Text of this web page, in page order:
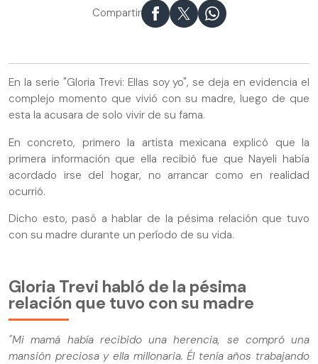
Compartir
En la serie "Gloria Trevi: Ellas soy yo", se deja en evidencia el
complejo momento que vivió con su madre, luego de que
esta la acusara de solo vivir de su fama.
En concreto, primero la artista mexicana explicó que la
primera información que ella recibió fue que Nayeli había
acordado irse del hogar, no arrancar como en realidad
ocurrió.
Dicho esto, pasó a hablar de la pésima relación que tuvo
con su madre durante un período de su vida.
Gloria Trevi habló de la pésima
relación que tuvo con su madre
"Mi mamá había recibido una herencia, se compró una
mansión preciosa y ella millonaria. Él tenía años trabajando